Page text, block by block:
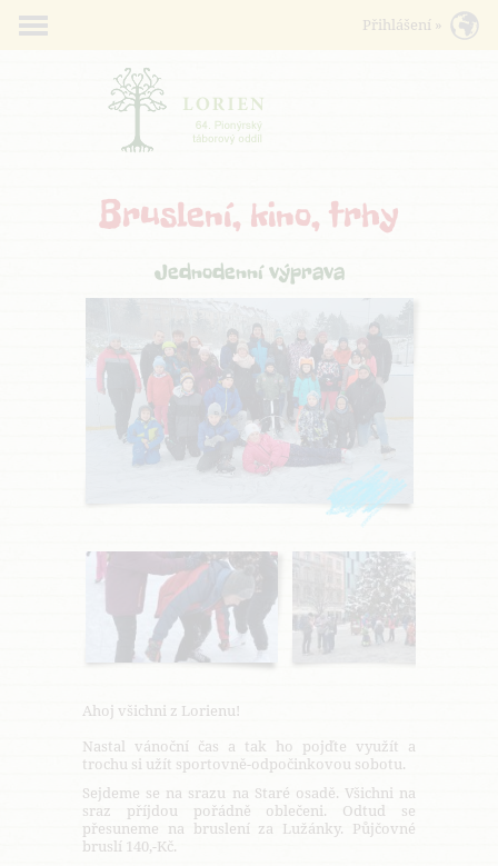
Bruslení, kino, trhy
Jednodenní výprava
Ahoj všichni z Lorienu!
Nastal vánoční čas a tak ho pojďte využít a
trochu si užít sportovně-odpočinkovou sobotu.
Sejdeme se na srazu na Staré osadě. Všichni na
sraz příjdou pořádně oblečeni. Odtud se
přesuneme na bruslení za Lužánky. Půjčovné
bruslí 140,-Kč.